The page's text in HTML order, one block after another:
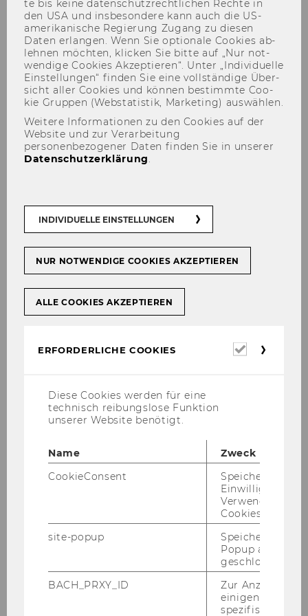
Sabine Köszegi
© Luisa Puiu
Head of the In­sti­tut of Ma­nage­ment Sci­
ence at TU Wien
Pro­fes­sor of La­bour Sci­ence And Ora­ni­
te bis keine da­ten­schutz­recht­li­chen Rech­te in
den USA und ins­be­son­de­re kann auch die US-​
amerikanische Re­gie­rung Zu­gang zu die­sen
Daten er­lan­gen. Wenn Sie op­tio­na­le Coo­kies ab­
leh­nen möch­ten, kli­cken Sie bitte auf „Nur not­
wen­di­ge Coo­kies Ak­zep­tie­ren“. Unter „In­di­vi­du­el­le
Ein­stel­lun­gen“ fin­den Sie eine voll­stän­di­ge Über­
sicht aller Coo­kies und kön­nen be­stimm­te Coo­
kie Grup­pen (Web­sta­tis­tik, Mar­ke­ting) aus­wäh­len.
Weitere Informationen zu den Cookies auf der
Website und zur Verarbeitung
personenbezogener Daten finden Sie in unserer
Datenschutzerklärung.
INDIVIDUELLE EINSTELLUNGEN
NUR NOTWENDIGE COOKIES AKZEPTIEREN
ALLE COOKIES AKZEPTIEREN
ERFORDERLICHE COOKIES
Diese Cookies werden für eine
technisch reibungslose Funktion
unserer Website benötigt.
Name
Zweck
CookieConsent
Speichert Ihre
Einwilligung zur
Verwendung von
Cookies.
site-popup
Speichert ob ein
Popup
geschlossen
BACH_PRXY_ID
Zur Anzeige von
einigen WU-
spezifischen